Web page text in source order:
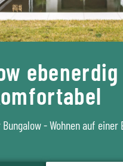
- Wohnen auf einer